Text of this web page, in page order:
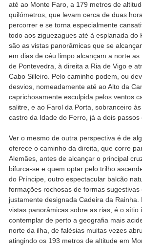
até ao Monte Faro, a 179 metros de
quilómetros, que levam cerca de duas
percorrer e se torna especialmente
todo aos ziguezagues até à esplanada do
são as vistas panorâmicas que se
em dias de céu limpo alcançam a norte as
de Pontevedra, à direita a Ria de Vigo e
Cabo Silleiro. Pelo caminho podem, ou
desvios, nomeadamente até ao Alto da
caprichosamente esculpida pelos ventos
salitre, e ao Farol da Porta, sobranceiro
castro da Idade do Ferro, já a dois passos
Ver o mesmo de outra perspectiva é de
oferece o caminho da direita, que corre
Alemães, antes de alcançar o principal
bifurca-se e quem optar pelo trilho
do Príncipe, outro espectacular balcão
formações rochosas de formas sugestivas
justamente designada Cadeira da Rainha.
vistas panorâmicas sobre as rias, é o sítio
contemplar de perto a geografia mais
norte da ilha, de falésias muitas vezes
atingindo os 193 metros de altitude em